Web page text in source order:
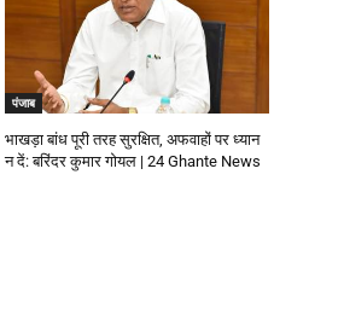
पंजाब
भाखड़ा बांध पूरी तरह सुरक्षित, अफवाहों पर ध्यान
न दें: बरिंदर कुमार गोयल | 24 Ghante News